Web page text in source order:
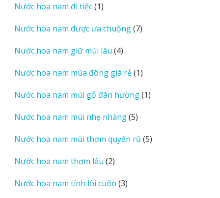
phẩm
Nước hoa nam đi tiệc 11
phẩm
Nước hoa nam được ưa chuộng 77
Nước hoa nam giữ mùi lâu 44
phẩm
Nước hoa nam mùa đông giá rẻ 11
phẩm
Nước hoa nam mùi gỗ đàn hương 11
Nước hoa nam mùi nhẹ nhàng 55
phẩm
Nước hoa nam mùi thơm quyến rũ 55
Nước hoa nam thơm lâu 22
phẩm
Nước hoa nam tính lôi cuốn 33